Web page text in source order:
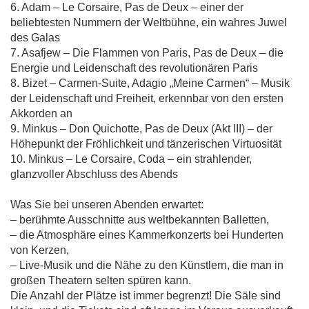
6. Adam – Le Corsaire, Pas de Deux – einer der
beliebtesten Nummern der Weltbühne, ein wahres Juwel
des Galas
7. Asafjew – Die Flammen von Paris, Pas de Deux – die
Energie und Leidenschaft des revolutionären Paris
8. Bizet – Carmen-Suite, Adagio „Meine Carmen“ – Musik
der Leidenschaft und Freiheit, erkennbar von den ersten
Akkorden an
9. Minkus – Don Quichotte, Pas de Deux (Akt III) – der
Höhepunkt der Fröhlichkeit und tänzerischen Virtuosität
10. Minkus – Le Corsaire, Coda – ein strahlender,
glanzvoller Abschluss des Abends
Was Sie bei unseren Abenden erwartet:
– berühmte Ausschnitte aus weltbekannten Balletten,
– die Atmosphäre eines Kammerkonzerts bei Hunderten
von Kerzen,
– Live-Musik und die Nähe zu den Künstlern, die man in
großen Theatern selten spüren kann.
Die Anzahl der Plätze ist immer begrenzt! Die Säle sind